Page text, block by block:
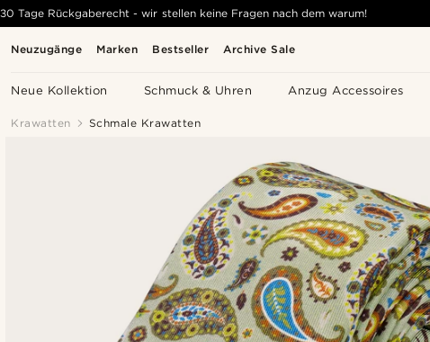
Neuzugänge Marken Bestseller Archive Sale
Neue Kollektion Schmuck & Uhren Anzug Accessoires
30 Tage Rückgaberecht - wir stellen keine Fragen nach dem warum!
Krawatten Schmale Krawatten